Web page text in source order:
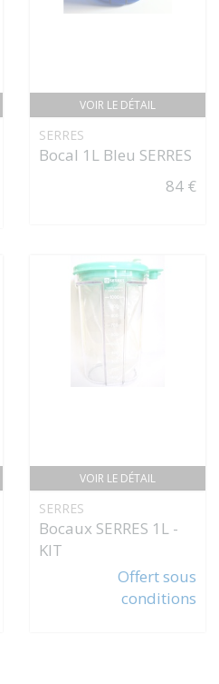
VOIR LE DÉTAIL
SERRES
Bocal 1L Bleu SERRES
84 €
VOIR LE DÉTAIL
SERRES
Bocaux SERRES 1L -
KIT
Offert sous
conditions